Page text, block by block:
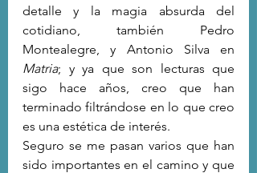
detalle y la magia absurda del
cotidiano, también Pedro
Matria; y ya que son lecturas que
sigo hace años, creo que han
terminado filtrándose en lo que creo
es una estética de interés.
Seguro se me pasan varios que han
sido importantes en el camino y que